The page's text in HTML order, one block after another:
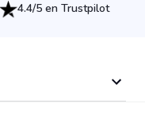
4.4/5 en Trustpilot